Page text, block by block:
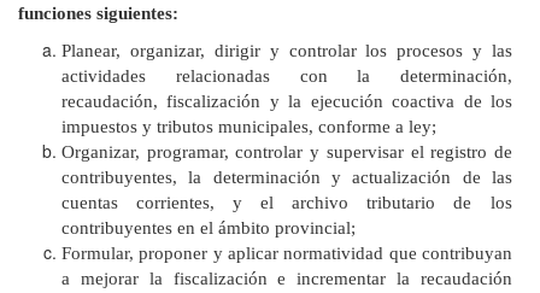
funciones siguientes:
Planear, organizar, dirigir y controlar los procesos y las
actividades relacionadas con la determinación,
recaudación, fiscalización y la ejecución coactiva de los
impuestos y tributos municipales, conforme a ley;
Organizar, programar, controlar y supervisar el registro de
contribuyentes, la determinación y actualización de las
cuentas corrientes, y el archivo tributario de los
contribuyentes en el ámbito provincial;
Formular, proponer y aplicar normatividad que contribuyan
a mejorar la fiscalización e incrementar la recaudación